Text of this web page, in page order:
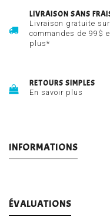
LIVRAISON SANS
Livraison gratuite
commandes de 99$
plus*
RETOURS SIMPLES
En savoir plus
INFORMATIONS
ÉVALUATIONS